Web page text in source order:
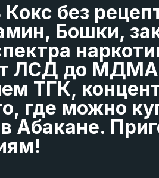
без
Бошки,
ЛСД до
ТГК,
где можно
Абакане.